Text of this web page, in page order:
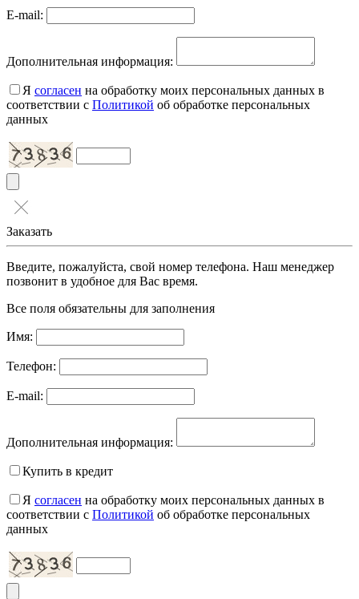
E-mail:
Дополнительная информация:
Я согласен на обработку моих персональных данных в
соответствии с Политикой об обработке персональных
данных
Заказать
Введите, пожалуйста, свой номер телефона. Наш менеджер
позвонит в удобное для Вас время.
Все поля обязательны для заполнения
Имя:
Телефон:
E-mail:
Дополнительная информация:
Купить в кредит
Я согласен на обработку моих персональных данных в
соответствии с Политикой об обработке персональных
данных